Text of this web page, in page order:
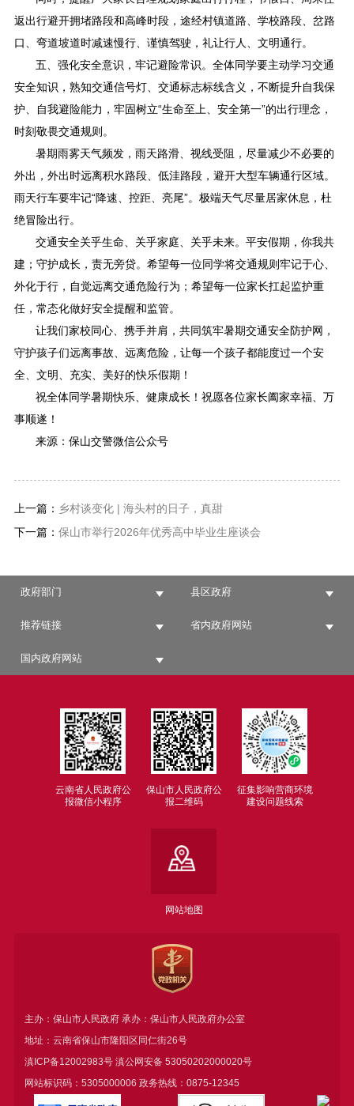
返出行避开拥堵路段和高峰时段，途经村镇道路、学校路段、岔路
口、弯道坡道时减速慢行、谨慎驾驶，礼让行人、文明通行。
五、强化安全意识，牢记避险常识。全体同学要主动学习交通
安全知识，熟知交通信号灯、交通标志标线含义，不断提升自我保
护、自我避险能力，牢固树立“生命至上、安全第一”的出行理念，
时刻敬畏交通规则。
暑期雨雾天气频发，雨天路滑、视线受阻，尽量减少不必要的
外出，外出时远离积水路段、低洼路段，避开大型车辆通行区域。
雨天行车要牢记“降速、控距、亮尾”。极端天气尽量居家休息，杜
绝冒险出行。
交通安全关乎生命、关乎家庭、关乎未来。平安假期，你我共
建；守护成长，责无旁贷。希望每一位同学将交通规则牢记于心、
外化于行，自觉远离交通危险行为；希望每一位家长扛起监护重
任，常态化做好安全提醒和监管。
让我们家校同心、携手并肩，共同筑牢暑期交通安全防护网，
守护孩子们远离事故、远离危险，让每一个孩子都能度过一个安
全、文明、充实、美好的快乐假期！
祝全体同学暑期快乐、健康成长！祝愿各位家长阖家幸福、万
事顺遂！
来源：保山交警微信公众号
上一篇： 乡村谈变化 | 海头村的日子，真甜
下一篇： 保山市举行2026年优秀高中毕业生座谈会
政府部门 县区政府
推荐链接 省内政府网站
国内政府网站
云南省人民政府公
报微信小程序
保山市人民政府公
报二维码
征集影响营商环境
建设问题线索
网站地图
主办：保山市人民政府 承办：保山市人民政府办公室
地址：云南省保山市隆阳区同仁街26号
滇ICP备12002983号滇公网安备 53050202000020号
网站标识码：5305000006 政务热线：0875-12345